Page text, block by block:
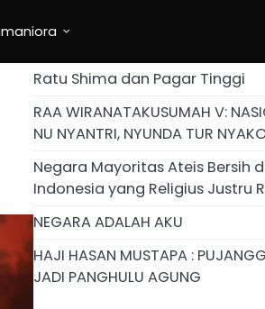
Ratu Shima dan Pagar Tinggi
RAA WIRANATAKUSUMAH V:
NU NYANTRI, NYUNDA TUR
Negara Mayoritas Ateis Bersih
Indonesia yang Religius Justru
NEGARA ADALAH AKU
HAJI HASAN MUSTAPA :
JADI PANGHULU AGUNG